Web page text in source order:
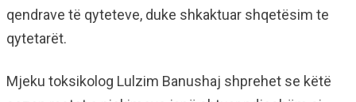
qendrave të qyteteve, duke shkaktuar shqetësim te
qytetarët.
Mjeku toksikolog Lulzim Banushaj shprehet se këtë